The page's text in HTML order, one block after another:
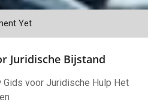
Yet
Juridische Bijstand
voor Juridische Hulp Het